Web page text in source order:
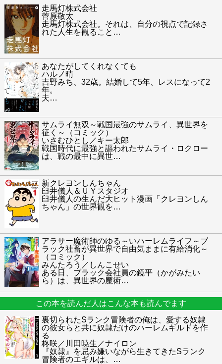
走馬灯株式会社
菅原敬太
走馬灯株式会社。それは、自分の視点で記録さ
れた人生を観ること …
あなたがしてくれなくても
ハルノ晴
吉野みち、32歳。結婚して5年、レスになって2
年。
夫…
サムライ無双～戦国最強のサムライ、異世界を
征く～（コミック）
いさむひとし／キー太郎
戦国時代に最強と謳われたサムライ・ロクロー
は、戦の最中に異世…
新クレヨンしんちゃん
臼井儀人＆ＵＹスタジオ
臼井儀人の生んだ大ヒット漫画「クレヨンしん
ちゃん」の世界観を…
アラサー魔術師のゆる～いハーレムライフ～ブ
ラック社畜が異世界で自由気ままに有給消化～
（コミック）
みんたろう／しんこせい
ある日、ブラック会社員の鏡平（かがみたい
ら）は、異世界の魔術…
この本を読んだ人はこんな本も読んでます
裏切られたSランク冒険者の俺は、愛する奴隷
の彼女らと共に奴隷だけのハーレムギルドを作
る
柊咲／川田暁生／ナイロン
『奴隷』を忌み嫌いながら生きてきたSランク
冒険者のエギルは、
…